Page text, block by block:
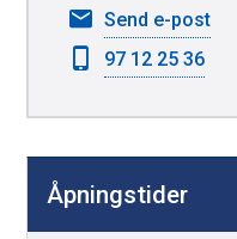
Send e-posttil
97 12 25 36
Åpningstider